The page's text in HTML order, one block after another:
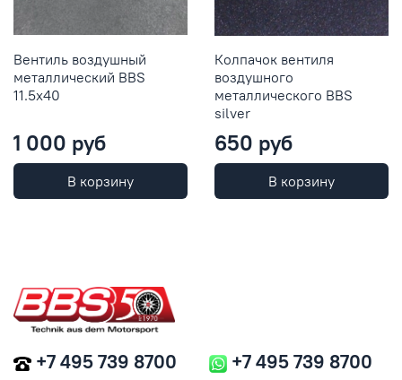
Вентиль воздушный
металлический BBS
11.5x40
1 000 руб
В корзину
Колпачок вентиля
воздушного
металлического BBS
silver
650 руб
В корзину
+7 495 739 8700 +7 495 739 8700